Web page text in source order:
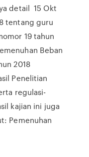
detail 15 Okt
tentang guru
19 tahun
Beban
2018
Penelitian
regulasi-
kajian ini juga
Pemenuhan